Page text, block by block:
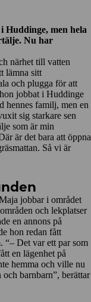
Huddinge, men hela
Nu har
närhet till vatten
lämna sitt
och plugga för att
jobbat i Huddinge
hennes familj, men en
sig starkare sen
som är min
är det bara att öppna
Så vi är
jobbar i området
och lekplatser
en annons på
hon redan fått
“– Det var ett par som
en lägenhet på
hemma och ville nu
barnbarn”, berättar